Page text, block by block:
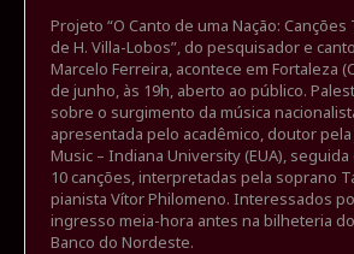
Projeto “O Canto de uma Nação:
de H. Villa-Lobos”, do pesquisador e
Marcelo Ferreira, acontece em Fortaleza
de junho, às 19h, aberto ao público.
sobre o surgimento da música
apresentada pelo acadêmico, doutor pela
Music – Indiana University (EUA),
10 canções, interpretadas pela soprano
pianista Vítor Philomeno. Interessados
ingresso meia-hora antes na bilheteria
Banco do Nordeste.